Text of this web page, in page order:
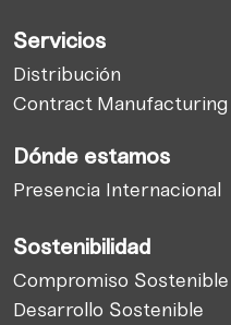
Servicios
Distribución
Contract Manufacturing
Dónde estamos
Presencia Internacional
Sostenibilidad
Compromiso Sostenible
Desarrollo Sostenible